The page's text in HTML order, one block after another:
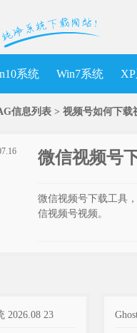
系统 Win7系统
信息列表 > 视频号如何下载
微信视频号
微信视频号下载工具
信视频号视频。
2026.08 23